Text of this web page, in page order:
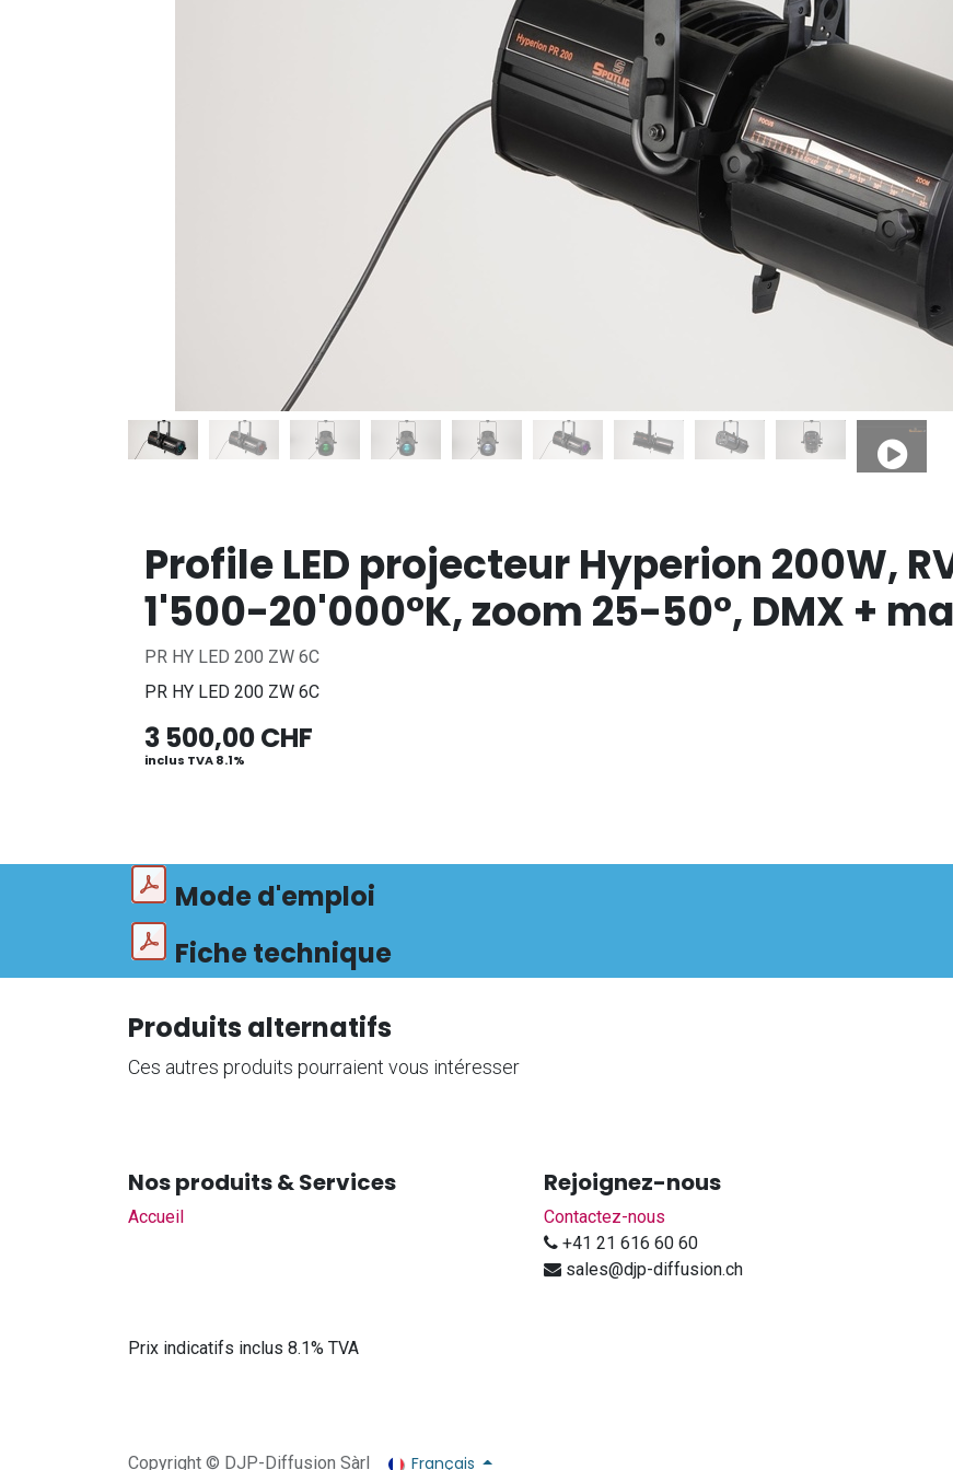
Profile LED projecteur Hyperion 200W,
1'500-20'000°K, zoom 25-50°, DMX +
PR HY LED 200 ZW 6C
PR HY LED 200 ZW 6C
3 500,00CHF
inclus TVA 8.1%
Mode d'emploi
Fiche technique
Produits alternatifs
Ces autres produits pourraient vous intéresser
Nos produits & Services
Accueil
Prix indicatifs inclus 8.1% TVA
Rejoignez-nous
Contactez-nous
+41 21 616 60 60
sales@djp-diffusion.ch
Copyright © DJP-Diffusion Sàrl Français